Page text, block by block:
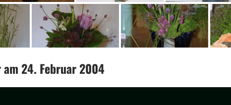
am 24. Februar 2004